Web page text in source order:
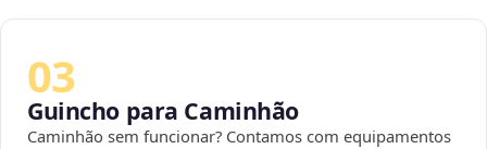
03
Guincho para Caminhão
Caminhão sem funcionar? Contamos com equipamentos